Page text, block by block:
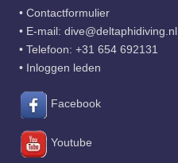
• Contactformulier
• E-mail: dive@deltaphidiving.nl
• Telefoon: +31 654 692131
• Inloggen leden
Facebook
Youtube